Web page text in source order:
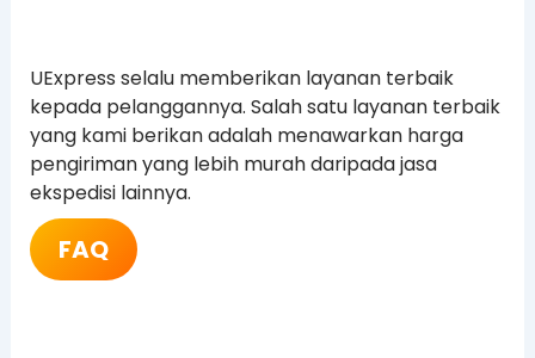
UExpress selalu memberikan layanan terbaik
kepada pelanggannya. Salah satu layanan terbaik
yang kami berikan adalah menawarkan harga
pengiriman yang lebih murah daripada jasa
ekspedisi lainnya.
FAQ